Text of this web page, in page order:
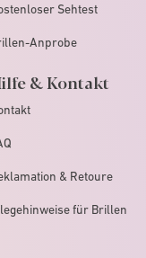
Sehtest
Anprobe
& Kontakt
& Retoure
für Brillen